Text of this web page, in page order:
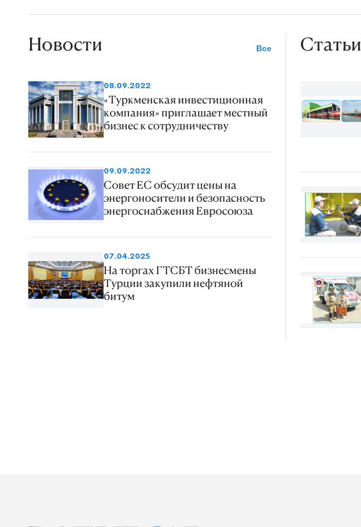
Новости Все
08.09.2022
«Туркменская инвестиционная
компания» приглашает местный
бизнес к сотрудничеству
09.09.2022
Совет ЕС обсудит цены на
энергоносители и безопасность
энергоснабжения Евросоюза
07.04.2025
На торгах ГТСБТ бизнесмены
Турции закупили нефтяной
битум
Статьи